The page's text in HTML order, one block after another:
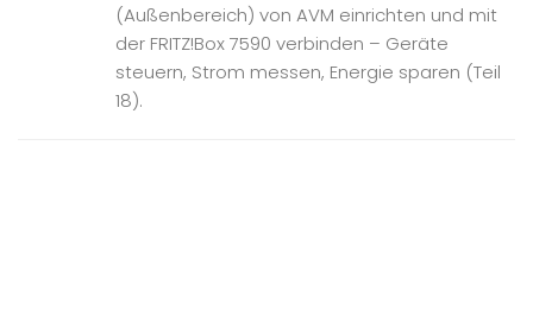
(Außenbereich) von AVM einrichten und mit
der FRITZ!Box 7590 verbinden – Geräte
steuern, Strom messen, Energie sparen (Teil
18).